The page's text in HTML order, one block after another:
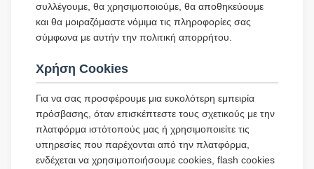
συλλέγουμε, θα χρησιμοποιούμε, θα αποθηκεύουμε
και θα μοιραζόμαστε νόμιμα τις πληροφορίες σας
σύμφωνα με αυτήν την πολιτική απορρήτου.
Χρήση Cookies
Για να σας προσφέρουμε μια ευκολότερη εμπειρία
πρόσβασης, όταν επισκέπτεστε τους σχετικούς με την
πλατφόρμα ιστότοπούς μας ή χρησιμοποιείτε τις
υπηρεσίες που παρέχονται από την πλατφόρμα,
ενδέχεται να χρησιμοποιήσουμε cookies, flash cookies